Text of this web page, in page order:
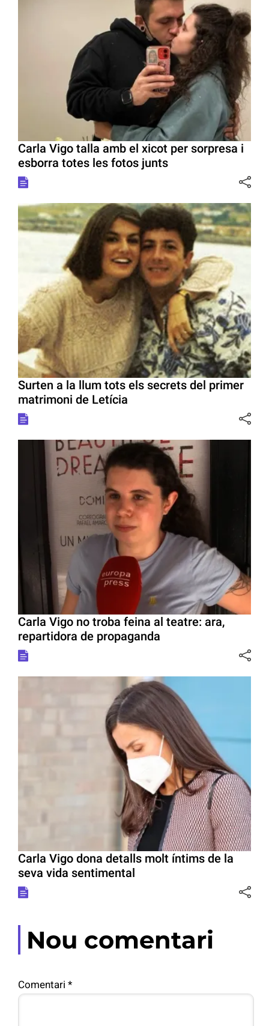
Carla Vigo talla amb el xicot per sorpresa i
esborra totes les fotos junts
Surten a la llum tots els secrets del primer
matrimoni de Letícia
Carla Vigo no troba feina al teatre: ara,
repartidora de propaganda
Carla Vigo dona detalls molt íntims de la
seva vida sentimental
Nou comentari
Comentari *